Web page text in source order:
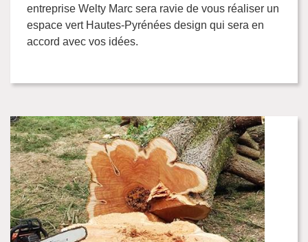
entreprise Welty Marc sera ravie de vous réaliser un
espace vert Hautes-Pyrénées design qui sera en
accord avec vos idées.